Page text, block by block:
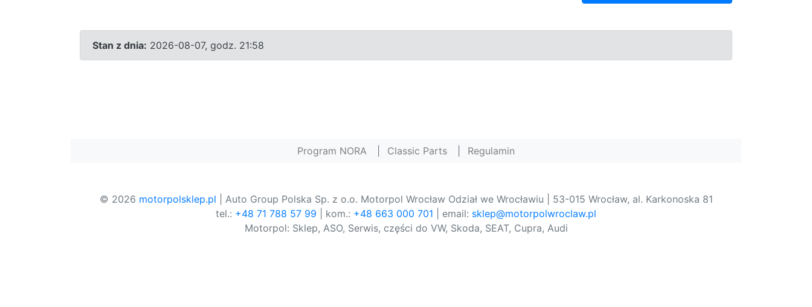
Stan z dnia: 2026-08-07, godz. 21:58
Program NORA Classic Parts Regulamin
© 2026 motorpolsklep.pl | Auto Group Polska Sp. z o.o. Motorpol Wrocław Odział we Wrocławiu | 53-015 Wrocław, al. Karkonoska 81
tel.: +48 71 788 57 99 | kom.: +48 663 000 701 | email: sklep@motorpolwroclaw.pl
Motorpol: Sklep, ASO, Serwis, części do VW, Skoda, SEAT, Cupra, Audi